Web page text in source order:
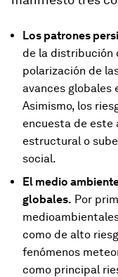
Los patrones
de la distribución
polarización de
avances globales
Asimismo, los
encuesta de este
estructural o
social.
El medio
globales. Por
como de alto
fenómenos
como principal